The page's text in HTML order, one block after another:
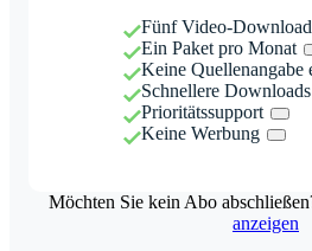
Fünf Video-
Ein Paket pro Monat
Keine Quellenangabe
Schnellere Downloads
Prioritätssupport
Keine Werbung
Möchten Sie kein Abo
anzeigen